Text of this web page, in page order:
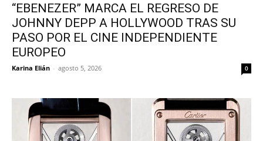
“EBENEZER” MARCA EL REGRESO DE
JOHNNY DEPP A HOLLYWOOD TRAS SU
PASO POR EL CINE INDEPENDIENTE
EUROPEO
Karina Elián - agosto 5, 2026 0